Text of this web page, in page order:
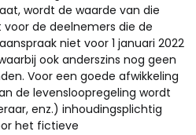
wordt de waarde van die
de deelnemers die de
niet voor 1 januari 2022
ook anderszins nog geen
Voor een goede afwikkeling
de levensloopregeling wordt
enz.) inhoudingsplichtig
het fictieve